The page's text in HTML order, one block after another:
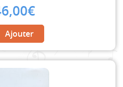
€
Ajouter